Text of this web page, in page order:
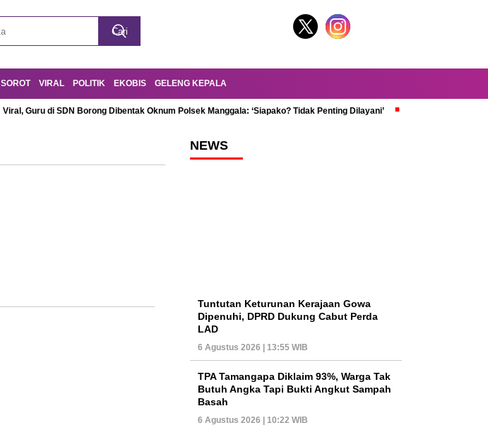
SOROT VIRAL POLITIK EKOBIS GELENG KEPALA
Viral, Guru di SDN Borong Dibentak Oknum Polsek Manggala: ‘Siapako? Tidak Penting Dilayani’
NEWS
Tuntutan Keturunan Kerajaan Gowa
Dipenuhi, DPRD Dukung Cabut Perda
LAD
6 Agustus 2026 | 13:55 WIB
TPA Tamangapa Diklaim 93%, Warga Tak
Butuh Angka Tapi Bukti Angkut Sampah
Basah
6 Agustus 2026 | 10:22 WIB